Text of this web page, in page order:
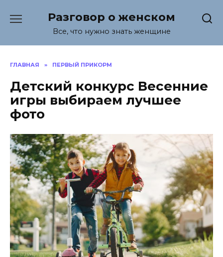
содержанию
Разговор о женском
Все, что нужно знать женщине
ГЛАВНАЯ » ПЕРВЫЙ ПРИКОРМ
Детский конкурс Весенние
игры выбираем лучшее
фото